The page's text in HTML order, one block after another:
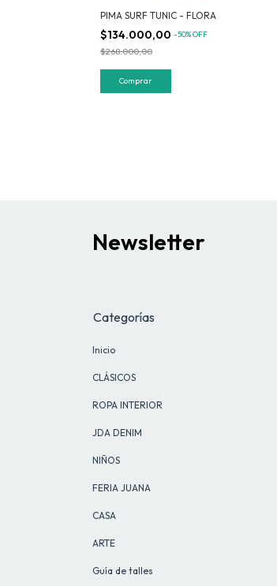
PIMA SURF TUNIC - FLORA
$134.000,00 -50%OFF
$268.000,00
Comprar
Newsletter
Categorías
Inicio
CLÁSICOS
ROPA INTERIOR
JDA DENIM
NIÑOS
FERIA JUANA
CASA
ARTE
Guía de talles